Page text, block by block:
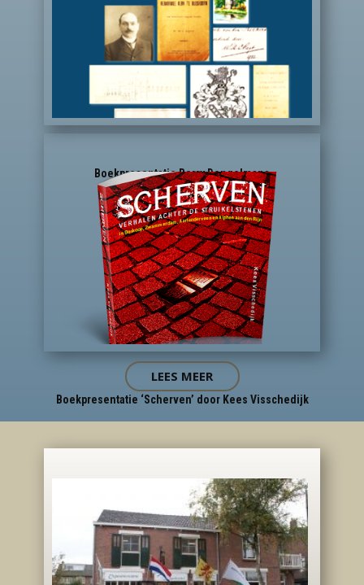
Boekpresentatie Berry Dongelmans
Boekpresentatie ‘Scherven’ door Kees Visschedijk
LEES MEER